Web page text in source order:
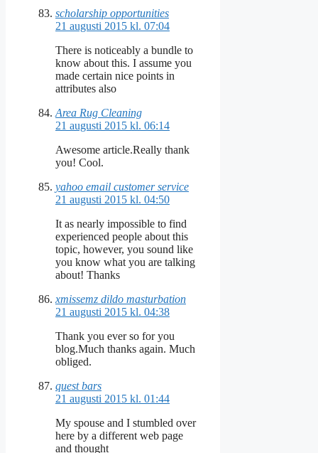
scholarship opportunities
21 augusti 2015 kl. 07:04
There is noticeably a bundle to
know about this. I assume you
made certain nice points in
attributes also
Area Rug Cleaning
21 augusti 2015 kl. 06:14
Awesome article.Really thank
you! Cool.
yahoo email customer service
21 augusti 2015 kl. 04:50
It as nearly impossible to find
experienced people about this
topic, however, you sound like
you know what you are talking
about! Thanks
xmissemz dildo masturbation
21 augusti 2015 kl. 04:38
Thank you ever so for you
blog.Much thanks again. Much
obliged.
quest bars
21 augusti 2015 kl. 01:44
My spouse and I stumbled over
here by a different web page
and thought